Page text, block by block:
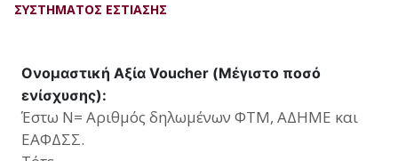
ΥΣΤΉΜΑΤΟΣ ΕΣΤΊΑΣΗΣ
Ονομαστική Αξία Voucher (Μέγιστο ποσό
ενίσχυσης):
Έστω Ν= Αριθμός δηλωμένων ΦΤΜ, ΑΔΗΜΕ και
ΕΑΦΔΣΣ.